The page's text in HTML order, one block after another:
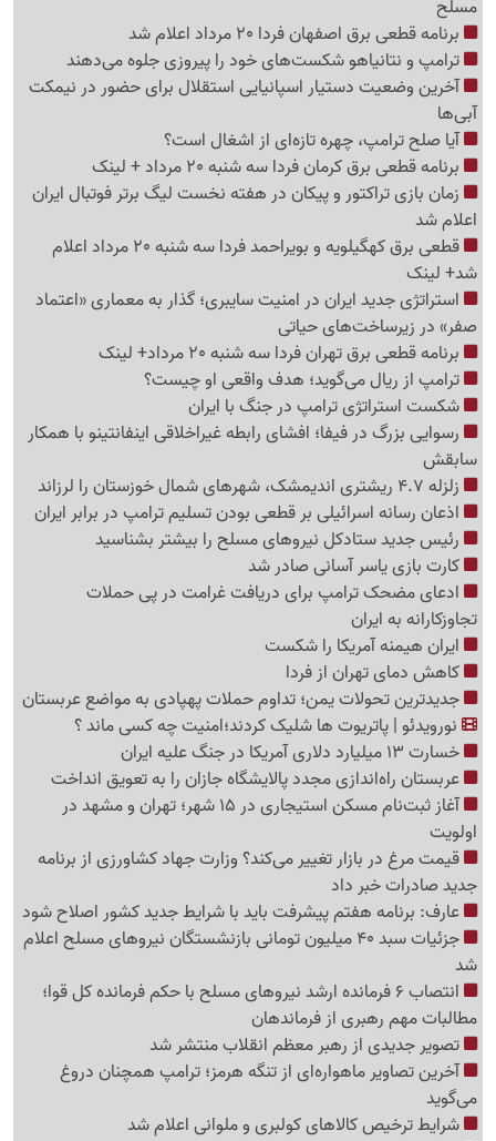
مسلح
برنامه قطعی برق اصفهان فردا 20 مرداد اعلام شد
ترامپ و نتانیاهو شکست‌های خود را پیروزی جلوه می‌دهند
آخرین وضعیت دستیار اسپانیایی استقلال برای حضور در نیمکت
آبی‌ها
آیا صلح ترامپ، چهره تازه‌ای از اشغال است؟
برنامه قطعی برق کرمان فردا سه شنبه 20 مرداد + لینک
زمان بازی تراکتور و پیکان در هفته نخست لیگ برتر فوتبال ایران
اعلام شد
قطعی برق کهگیلویه و بویراحمد فردا سه شنبه 20 مرداد اعلام
شد+ لینک
استراتژی جدید ایران در امنیت سایبری؛ گذار به معماری «اعتماد
صفر» در زیرساخت‌های حیاتی
برنامه قطعی برق تهران فردا سه شنبه 20 مرداد+ لینک
ترامپ از ریال می‌گوید؛ هدف واقعی او چیست؟
شکست استراتژی ترامپ در جنگ با ایران
رسوایی بزرگ در فیفا؛ افشای رابطه غیراخلاقی اینفانتینو با همکار
سابقش
زلزله 4.7 ریشتری اندیمشک، شهرهای شمال خوزستان را لرزاند
اذعان رسانه اسرائیلی بر قطعی بودن تسلیم ترامپ در برابر ایران
رئیس جدید ستادکل نیروهای مسلح را بیشتر بشناسید
کارت بازی یاسر آسانی صادر شد
ادعای مضحک ترامپ برای دریافت غرامت در پی حملات
تجاوزکارانه به ایران
ایران هیمنه آمریکا را شکست
کاهش دمای تهران از فردا
جدیدترین تحولات یمن؛ تداوم حملات پهپادی به مواضع عربستان
نورویدئو | پاتریوت ها شلیک کردند؛امنیت چه کسی ماند ؟
خسارت 13 میلیارد دلاری آمریکا در جنگ علیه ایران
عربستان راه‌اندازی مجدد پالایشگاه جازان را به تعویق انداخت
آغاز ثبت‌نام مسکن استیجاری در 15 شهر؛ تهران و مشهد در
اولویت
قیمت مرغ در بازار تغییر می‌کند؟ وزارت جهاد کشاورزی از برنامه
جدید صادرات خبر داد
عارف: برنامه هفتم پیشرفت باید با شرایط جدید کشور اصلاح شود
جزئیات سبد 40 میلیون تومانی بازنشستگان نیروهای مسلح اعلام
شد
انتصاب 6 فرمانده ارشد نیروهای مسلح با حکم فرمانده کل قوا؛
مطالبات مهم رهبری از فرماندهان
تصویر جدیدی از رهبر معظم انقلاب منتشر شد
آخرین تصاویر ماهواره‌ای از تنگه‌ هرمز؛ ترامپ همچنان دروغ
می‌گوید
شرایط ترخیص کالاهای کولبری و ملوانی اعلام شد